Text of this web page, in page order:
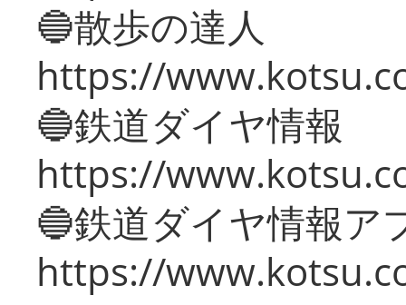
🔵散歩の達人
https://
🔵鉄道ダイヤ情報
https://
🔵鉄道ダイヤ情報ア
https://